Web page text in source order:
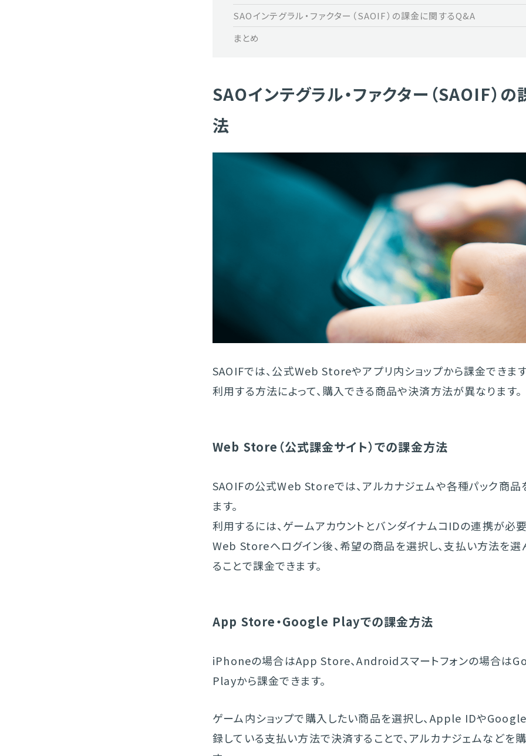
SAOインテグラル・ファクター（SAOIF）の課金に関するQ&A
まとめ
SAOインテグラル・ファクター（SAOIF）
法
SAOIFでは、公式Web Storeやアプリ内ショップから課金できます
利用する方法によって、購入できる商品や決済方法が異なります。
Web Store（公式課金サイト）での課金方法
SAOIFの公式Web Storeでは、アルカナジェムや各種パック商品
ます。
利用するには、ゲームアカウントとバンダイナムコIDの連携が必
Web Storeへログイン後、希望の商品を選択し、支払い方法を選
ることで課金できます。
App Store・Google Playでの課金方法
iPhoneの場合はApp Store、Androidスマートフォンの場合は
Playから課金できます。
ゲーム内ショップで購入したい商品を選択し、Apple IDや
録している支払い方法で決済することで、アルカナジェムなどを